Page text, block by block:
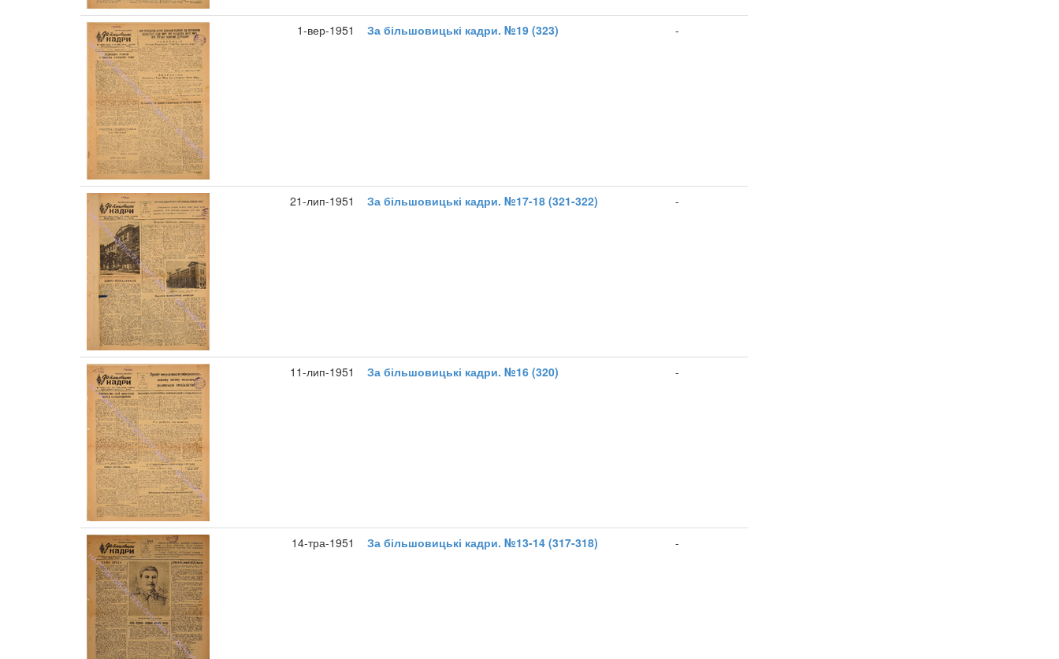
1-вер-1951 За більшовицькі кадри. №19 (323) -
21-лип-1951 За більшовицькі кадри. №17-18 (321-322) -
11-лип-1951 За більшовицькі кадри. №16 (320) -
14-тра-1951 За більшовицькі кадри. №13-14 (317-318) -